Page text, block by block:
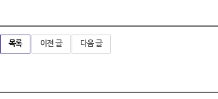
목록 이전 글 다음 글